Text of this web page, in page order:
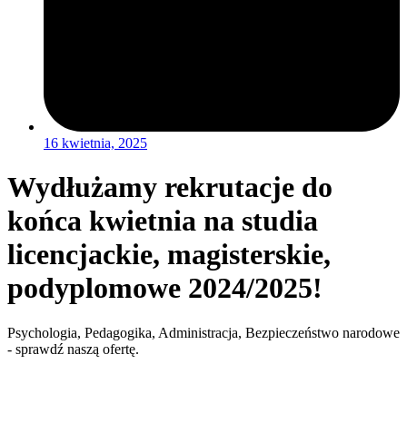
16 kwietnia, 2025
Wydłużamy rekrutacje do
końca kwietnia na studia
licencjackie, magisterskie,
podyplomowe 2024/2025!
Psychologia, Pedagogika, Administracja, Bezpieczeństwo narodowe
- sprawdź naszą ofertę.